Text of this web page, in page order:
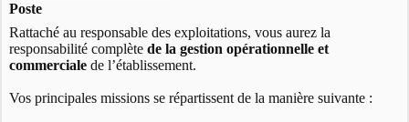
Poste
Rattaché au responsable des exploitations, vous aurez la
responsabilité complètede la gestion opérationnelle et
commerciale de l’établissement.
Vos principales missions se répartissent de la manière suivante :